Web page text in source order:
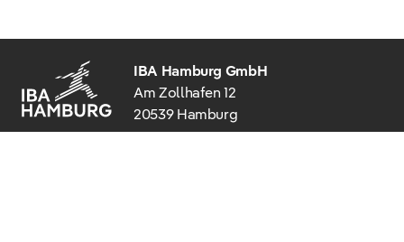
IBA Hamburg GmbH
Am Zollhafen 12
20539 Hamburg